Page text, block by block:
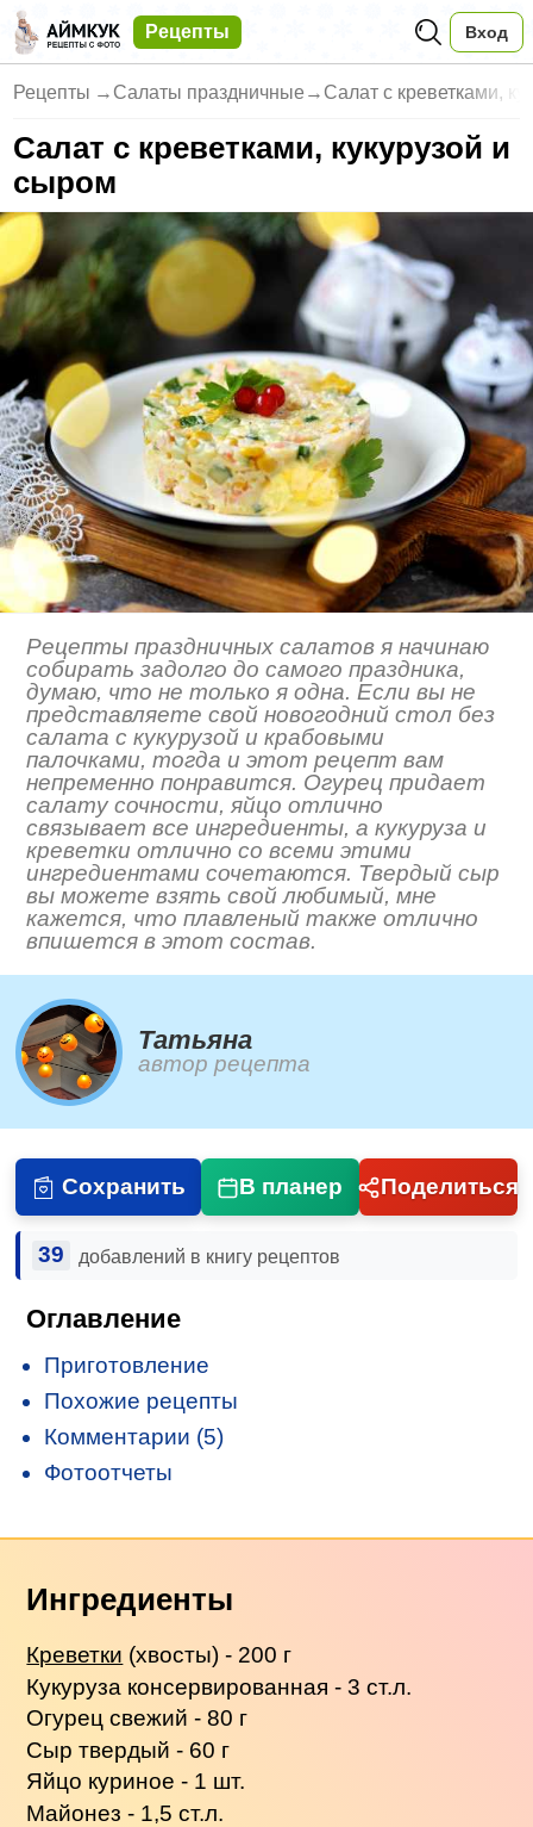
Рецепты Вход
Рецепты → Салаты праздничные → Салат с креветками,
Салат с креветками, кукурузой и
сыром
Рецепты праздничных салатов я начинаю
собирать задолго до самого праздника,
думаю, что не только я одна. Если вы не
представляете свой новогодний стол без
салата с кукурузой и крабовыми
палочками, тогда и этот рецепт вам
непременно понравится. Огурец придает
салату сочности, яйцо отлично
связывает все ингредиенты, а кукуруза и
креветки отлично со всеми этими
ингредиентами сочетаются. Твердый сыр
вы можете взять свой любимый, мне
кажется, что плавленый также отлично
впишется в этот состав.
Татьяна
автор рецепта
Сохранить В планер Поделиться
39 добавлений в книгу рецептов
Оглавление
Приготовление
Похожие рецепты
Комментарии (5)
Фотоотчеты
Ингредиенты
Креветки (хвосты) - 200 г
Кукуруза консервированная - 3 ст.л.
Огурец свежий - 80 г
Сыр твердый - 60 г
Яйцо куриное - 1 шт.
Майонез - 1,5 ст.л.